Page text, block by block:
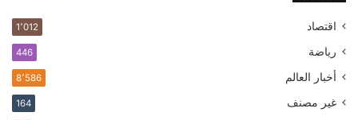
اقتصاد 1٬012
رياضة 446
أخبار العالم 8٬586
غير مصنف 164